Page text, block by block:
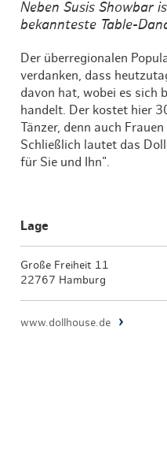
Neben Susis Showbar
bekannteste Table-
Der überregionalen
verdanken, dass
davon hat, wobei es sich
handelt. Der kostet hier
Tänzer, denn auch
Schließlich lautet das
für Sie und Ihn".
Lage
Große Freiheit 11
22767 Hamburg
www.dollhouse.de